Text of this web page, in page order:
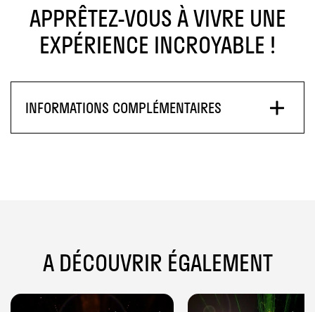
APPRÊTEZ-VOUS À VIVRE UNE
EXPÉRIENCE INCROYABLE !
INFORMATIONS COMPLÉMENTAIRES
A DÉCOUVRIR ÉGALEMENT